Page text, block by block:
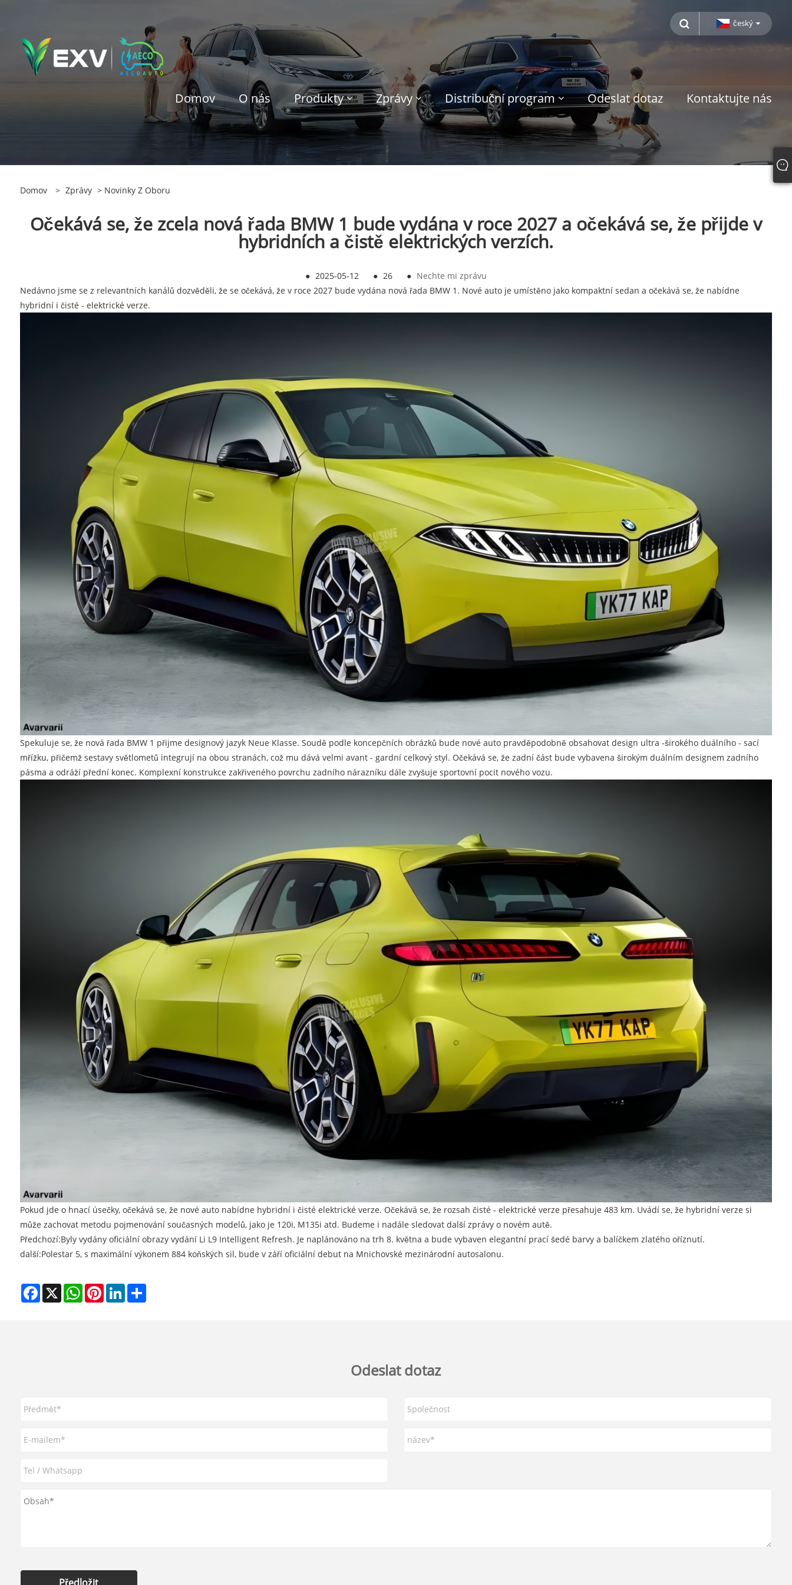
český
Domov O nás Produkty Zprávy Distribuční program Odeslat dotaz Kontaktujte nás
Domov > Zprávy > Novinky Z Oboru
Očekává se, že zcela nová řada BMW 1 bude vydána v roce 2027 a očekává se, že přijde v
hybridních a čistě elektrických verzích.
● 2025-05-12 ● 26 ● Nechte mi zprávu
Nedávno jsme se z relevantních kanálů dozvěděli, že se očekává, že v roce 2027 bude vydána nová řada BMW 1. Nové auto je umístěno jako kompaktní sedan a očekává se, že nabídne
hybridní i čisté - elektrické verze.
Spekuluje se, že nová řada BMW 1 přijme designový jazyk Neue Klasse. Soudě podle koncepčních obrázků bude nové auto pravděpodobně obsahovat design ultra -širokého duálního - sací
mřížku, přičemž sestavy světlometů integrují na obou stranách, což mu dává velmi avant - gardní celkový styl. Očekává se, že zadní část bude vybavena širokým duálním designem zadního
pásma a odráží přední konec. Komplexní konstrukce zakřiveného povrchu zadního nárazníku dále zvyšuje sportovní pocit nového vozu.
Pokud jde o hnací úsečky, očekává se, že nové auto nabídne hybridní i čisté elektrické verze. Očekává se, že rozsah čisté - elektrické verze přesahuje 483 km. Uvádí se, že hybridní verze si
může zachovat metodu pojmenování současných modelů, jako je 120i, M135i atd. Budeme i nadále sledovat další zprávy o novém autě.
Předchozí:Byly vydány oficiální obrazy vydání Li L9 Intelligent Refresh. Je naplánováno na trh 8. května a bude vybaven elegantní prací šedé barvy a balíčkem zlatého oříznutí.
další:Polestar 5, s maximální výkonem 884 koňských sil, bude v září oficiální debut na Mnichovské mezinárodní autosalonu.
Facebook
X WhatsAppPinterestLinkedInShare
Odeslat dotaz